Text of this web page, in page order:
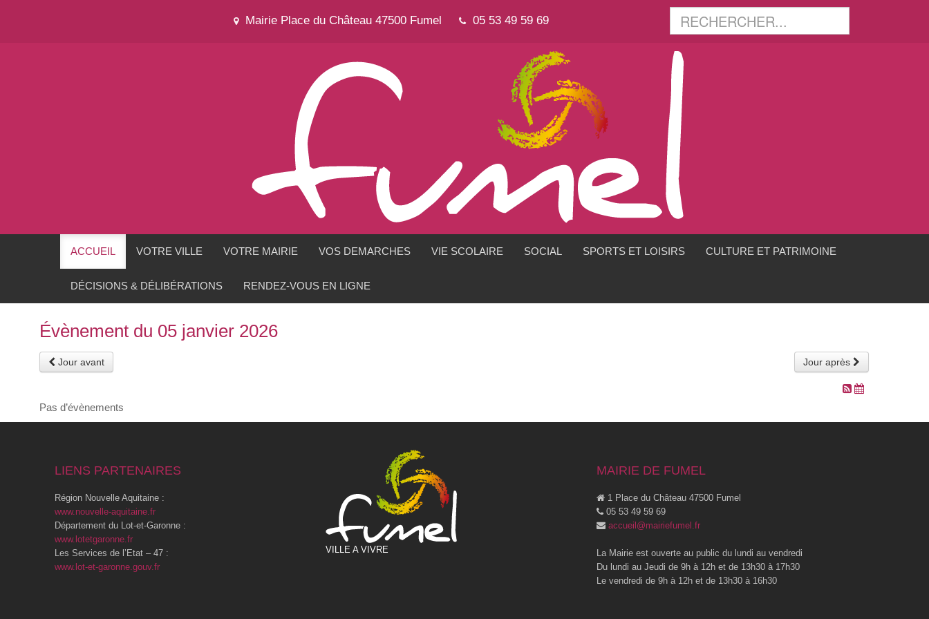
Mairie Place du Château 47500 Fumel 05 53 49 59 69
ACCUEIL VOTRE VILLE VOTRE MAIRIE VOS DEMARCHES VIE SCOLAIRE SOCIAL SPORTS ET LOISIRS CULTURE ET PATRIMOINE
DÉCISIONS & DÉLIBÉRATIONS RENDEZ-VOUS EN LIGNE
Évènement du 05 janvier 2026
Jour avant Jour après
Pas d’évènements
LIENS PARTENAIRES
Région Nouvelle Aquitaine :
www.nouvelle-aquitaine.fr
Département du Lot-et-Garonne :
www.lotetgaronne.fr
Les Services de l’Etat – 47 :
www.lot-et-garonne.gouv.fr
VILLE A VIVRE
MAIRIE DE FUMEL
1 Place du Château 47500 Fumel
05 53 49 59 69
accueil@mairiefumel.fr
La Mairie est ouverte au public du lundi au vendredi
Du lundi au Jeudi de 9h à 12h et de 13h30 à 17h30
Le vendredi de 9h à 12h et de 13h30 à 16h30